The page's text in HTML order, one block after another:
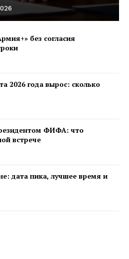
без согласия
2026 года вырос: сколько
ФИФА: что
встрече
дата пика, лучшее время и